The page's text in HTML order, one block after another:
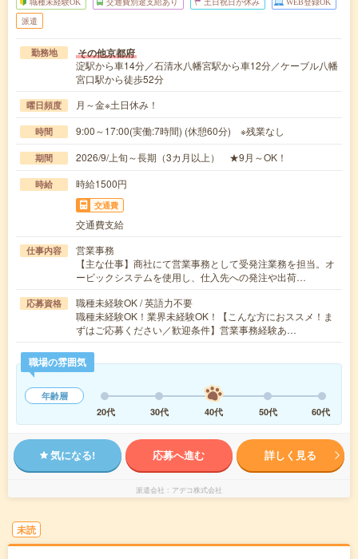
派遣
勤務地 その他京都府
淀駅から車14分／石清水八幡宮駅から車12分／ケーブル八幡
宮口駅から徒歩52分
曜日頻度 月～金※土日休み！
時間 9:00～17:00(実働:7時間) (休憩60分) ※残業なし
期間 2026/9/上旬～長期（3カ月以上） ★9月～OK！
時給 時給1500円
交通費
交通費支給
仕事内容
営業事務
【主な仕事】商社にて営業事務として受発注業務を担当。オ
ービックシステムを使用し、仕入先への発注や出荷…
応募資格
職種未経験OK / 英語力不要
職種未経験OK！業界未経験OK！【こんな方におススメ！ま
ずはご応募ください／歓迎条件】営業事務経験あ…
職場の雰囲気
年齢層
20代
30代 40代 50代 60代
気になる! 応募へ進む 詳しく見る
派遣会社 アデコ株式会社
未読